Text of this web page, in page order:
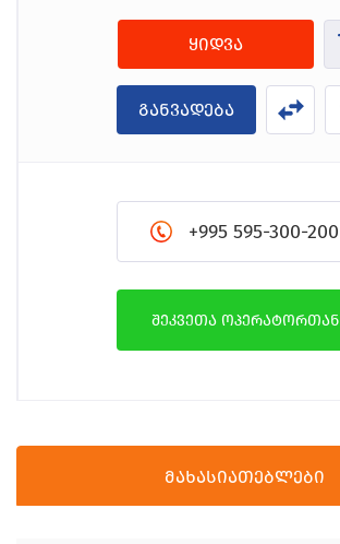
ყიდვა
განვადება
+995 595-300-200
შეკვეთა ოპერატორთან
მახასიათებლები